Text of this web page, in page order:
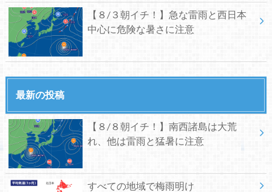
【８/３朝イチ！】急な雷雨と西日本
中心に危険な暑さに注意
最新の投稿
【８/８朝イチ！】南西諸島は大荒
れ、他は雷雨と猛暑に注意
すべての地域で梅雨明け